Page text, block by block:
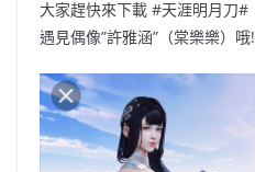
大家趕快來下載 #天涯明月刀#
遇見偶像”許雅涵”（棠樂樂）哦!